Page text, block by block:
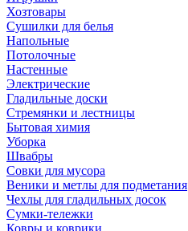
Хозтовары
Сушилки для белья
Напольные
Потолочные
Настенные
Электрические
Гладильные доски
Стремянки и лестницы
Бытовая химия
Уборка
Швабры
Совки для мусора
Веники и метлы для подметания
Чехлы для гладильных досок
Сумки-тележки
Ковры и коврики